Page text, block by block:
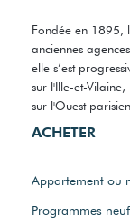
Fondée en 1895,
anciennes
elle s’est
sur l'Ille-et-
sur l'Ouest
ACHETER
Appartement ou
Programmes